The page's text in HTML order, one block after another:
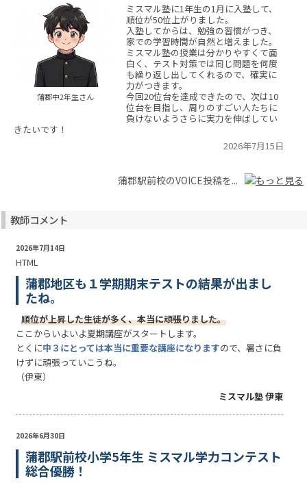
蒲郡中2年生さん
ミスマル塾に1年生の1月に入塾して、
順位が50位上がりました。
入塾してからは、勉強の習慣がつき、
家での学習時間が自然と増えました。
ミスマル塾の授業は分かりやすくて面
白く、テスト対策では同じ問題を何度
も繰り返し出してくれるので、確実に
力がつきます。
今回20位台を達成できたので、次は10
位台を目指し、周りのすごい人たちに
負けないようさらに実力を伸ばしてい
きたいです！
2026年7月15日
蒲郡駅前校のVOICE投稿を...
教師コメント
2026年7月14日
HTML
蒲郡地区も１学期期末テストの結果が出まし
たね。
順位が上昇した生徒が多く、本当に頑張りました。
ここからいよいよ夏期講座がスタートします。
とくに中３にとっては本当に重要な講座になりますので、暑さに負
けずに頑張っていこうね。
（伊東）
ミスマル塾 伊東
2026年6月30日
蒲郡駅前校小学5年生 ミスマル学力コンテスト
総合優勝！